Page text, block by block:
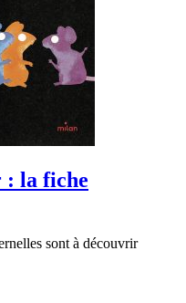
: la fiche
sont à découvrir